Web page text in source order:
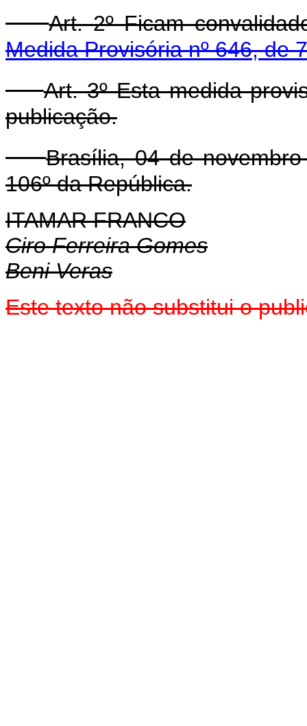
Art. 2º Ficam
Medida Provisória nº 646, de
Art. 3º Esta medida
publicação.
Brasília, 04 de
106º da República.
ITAMAR FRANCO
Ciro Ferreira Gomes
Beni Veras
Este texto não substitui o